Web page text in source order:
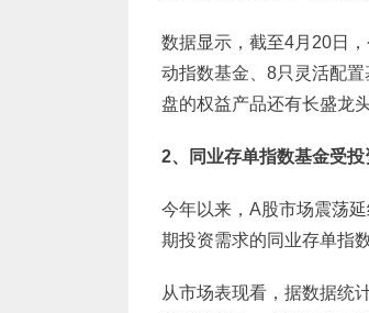
数据显示，截至4月20日
动指数基金、8只灵活配
盘的权益产品还有长盛龙
2、同业存单指数基金受
今年以来，A股市场震荡
期投资需求的同业存单指
从市场表现看，据数据统